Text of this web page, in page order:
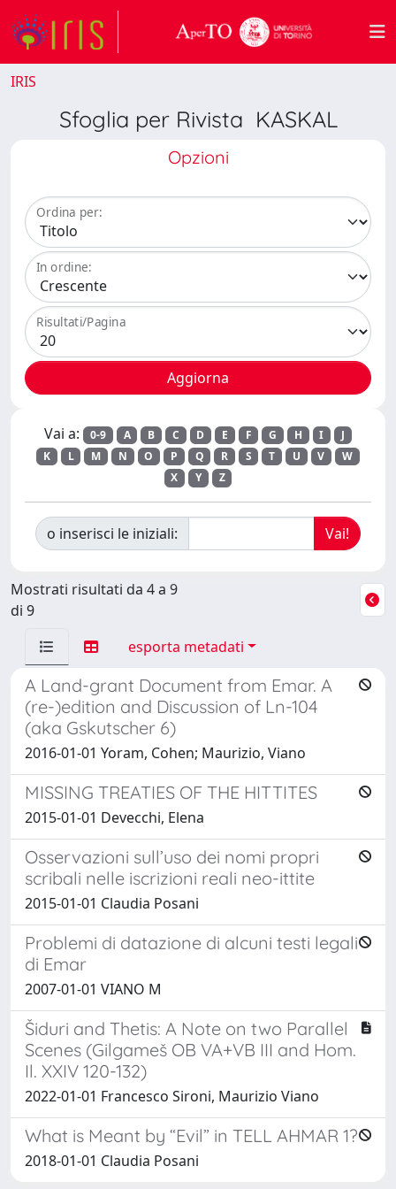
IRIS
Sfoglia per Rivista KASKAL
Opzioni
Ordina per:
In ordine:
Risultati/Pagina
Vai a: 0-9 A B C D E F G H I
J
K
L M N O P Q R S T U V
W
X
Y Z
o inserisci le iniziali:
Mostrati risultati da 4 a 9
di 9
esporta metadati
A Land-grant Document from Emar. A
(re-)edition and Discussion of Ln-104
(aka Gskutscher 6)
2016-01-01 Yoram, Cohen; Maurizio, Viano
MISSING TREATIES OF THE HITTITES
2015-01-01 Devecchi, Elena
Osservazioni sull’uso dei nomi propri
scribali nelle iscrizioni reali neo-ittite
2015-01-01 Claudia Posani
Problemi di datazione di alcuni testi legali
di Emar
2007-01-01 VIANO M
Šiduri and Thetis: A Note on two Parallel
Scenes (Gilgameš OB VA+VB III and Hom.
Il. XXIV 120-132)
2022-01-01 Francesco Sironi, Maurizio Viano
What is Meant by “Evil” in TELL AHMAR 1?
2018-01-01 Claudia Posani